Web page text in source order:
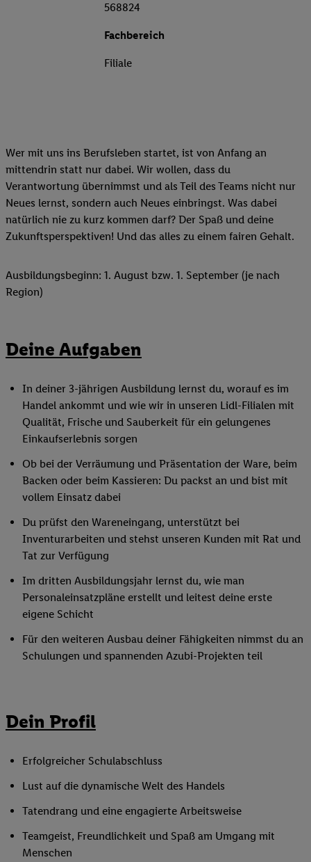
568824
Fachbereich
Filiale
Wer mit uns ins Berufsleben startet, ist von Anfang an
mittendrin statt nur dabei. Wir wollen, dass du
Verantwortung übernimmst und als Teil des Teams nicht nur
Neues lernst, sondern auch Neues einbringst. Was dabei
natürlich nie zu kurz kommen darf? Der Spaß und deine
Zukunftsperspektiven! Und das alles zu einem fairen Gehalt.
Ausbildungsbeginn: 1. August bzw. 1. September (je nach
Region)
Deine Aufgaben
In deiner 3-jährigen Ausbildung lernst du, worauf es im
Handel ankommt und wie wir in unseren Lidl-Filialen mit
Qualität, Frische und Sauberkeit für ein gelungenes
Einkaufserlebnis sorgen
Ob bei der Verräumung und Präsentation der Ware, beim
Backen oder beim Kassieren: Du packst an und bist mit
vollem Einsatz dabei
Du prüfst den Wareneingang, unterstützt bei
Inventurarbeiten und stehst unseren Kunden mit Rat und
Tat zur Verfügung
Im dritten Ausbildungsjahr lernst du, wie man
Personaleinsatzpläne erstellt und leitest deine erste
eigene Schicht
Für den weiteren Ausbau deiner Fähigkeiten nimmst du an
Schulungen und spannenden Azubi-Projekten teil
Dein Profil
Erfolgreicher Schulabschluss
Lust auf die dynamische Welt des Handels
Tatendrang und eine engagierte Arbeitsweise
Teamgeist, Freundlichkeit und Spaß am Umgang mit
Menschen